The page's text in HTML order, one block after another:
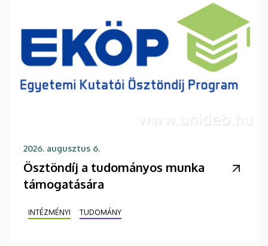
2026. augusztus 6.
Ösztöndíj a tudományos munka
támogatására
INTÉZMÉNYI TUDOMÁNY